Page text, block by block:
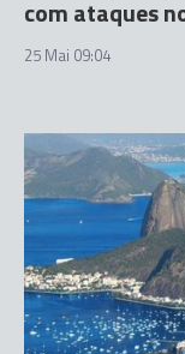
com ataques
25 Mai 09:04